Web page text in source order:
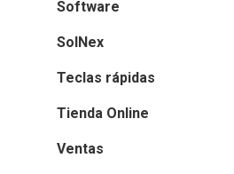
Software
SolNex
Teclas rápidas
Tienda Online
Ventas